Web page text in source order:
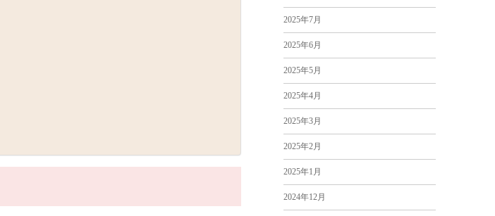
2025年7月
2025年6月
2025年5月
2025年4月
2025年3月
2025年2月
2025年1月
2024年12月